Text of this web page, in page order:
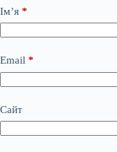
Ім’я *
Email *
Сайт